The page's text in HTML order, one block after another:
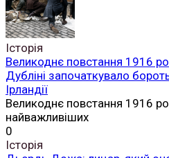
Історія
Великоднє повстання 1916
Дубліні започаткувало
Ірландії
Великоднє повстання 1916
найважливіших
0
Історія